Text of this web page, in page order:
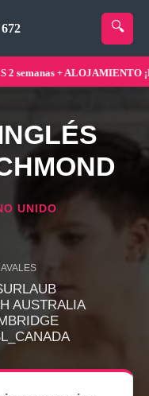
+ ALOJAMIENTO
UNIDO